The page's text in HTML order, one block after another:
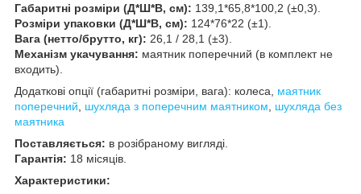
Габаритні розміри (Д*Ш*В, см): 139,1*65,8*100,2 (±0,3).
Розміри упаковки (Д*Ш*В, см): 124*76*22 (±1).
Вага (нетто/брутто, кг): 26,1 / 28,1 (±3).
Механізм укачування: маятник поперечний (в комплект не
входить).
Додаткові опції (габаритні розміри, вага): колеса, маятник
поперечний
шухляда з поперечним маятником
шухляда без
маятника
Поставляється: в розібраному вигляді.
Гарантія: 18 місяців.
Характеристики: